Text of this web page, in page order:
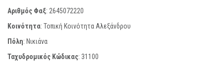
Αριθμός Φαξ: 2645072220
Κοινότητα: Τοπική Κοινότητα Αλεξάνδρου
Πόλη: Νικιάνα
Ταχυδρομικός Κώδικας: 31100